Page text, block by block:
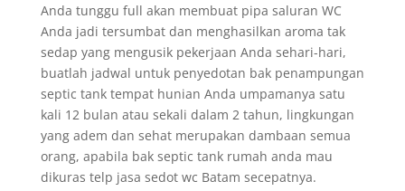
Anda tunggu full akan membuat pipa saluran WC
Anda jadi tersumbat dan menghasilkan aroma tak
sedap yang mengusik pekerjaan Anda sehari-hari,
buatlah jadwal untuk penyedotan bak penampungan
septic tank tempat hunian Anda umpamanya satu
kali 12 bulan atau sekali dalam 2 tahun, lingkungan
yang adem dan sehat merupakan dambaan semua
orang, apabila bak septic tank rumah anda mau
dikuras telp jasa sedot wc Batam secepatnya.